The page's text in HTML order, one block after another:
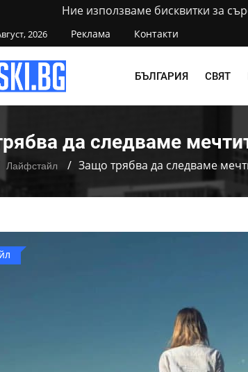
Ние използваме бисквитки за
2026 Реклама Контакти
БЪЛГАРИЯ СВЯТ
да следваме
Лайфстайл Защо трябва да следваме